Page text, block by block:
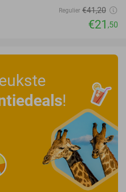
Regulier €41,20
€21 ,50
!